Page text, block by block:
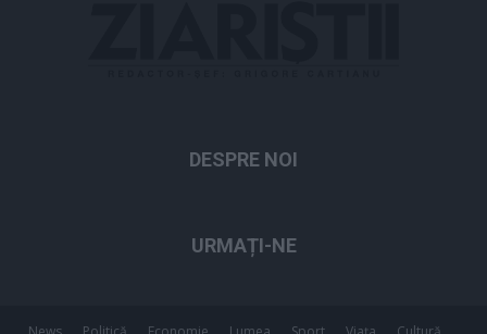
DESPRE NOI
URMAȚI-NE